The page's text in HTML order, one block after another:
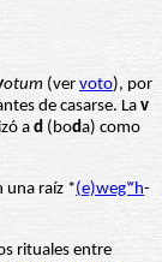
otum (ver voto), por
de casarse. La v
ad (boda) como
una raíz *(e)wegʷh-
rituales entre